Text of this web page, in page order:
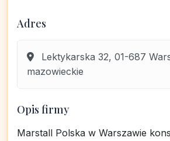
Adres
Lektykarska 32, 01-687
mazowieckie
Opis firmy
Marstall Polska w Warszawie